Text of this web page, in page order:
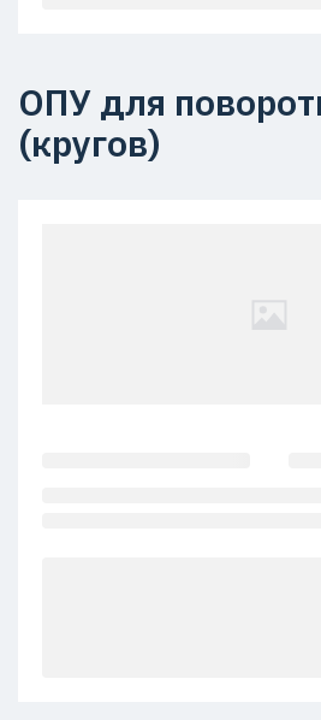
ОПУ для
(кругов)